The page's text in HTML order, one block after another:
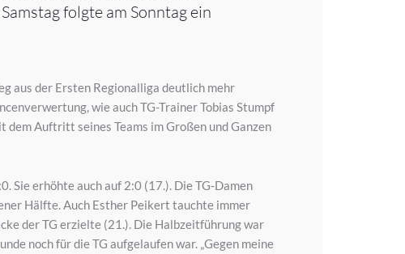
folgte am Sonntag ein
aus der Ersten Regionalliga deutlich mehr
wie auch TG-Trainer Tobias Stumpf
dem Auftritt seines Teams im Großen und Ganzen
Sie erhöhte auch auf 2:0 (17.). Die TG-Damen
Hälfte. Auch Esther Peikert tauchte immer
der TG erzielte (21.). Die Halbzeitführung war
noch für die TG aufgelaufen war. „Gegen meine